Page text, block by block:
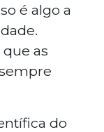
é algo a
as
do